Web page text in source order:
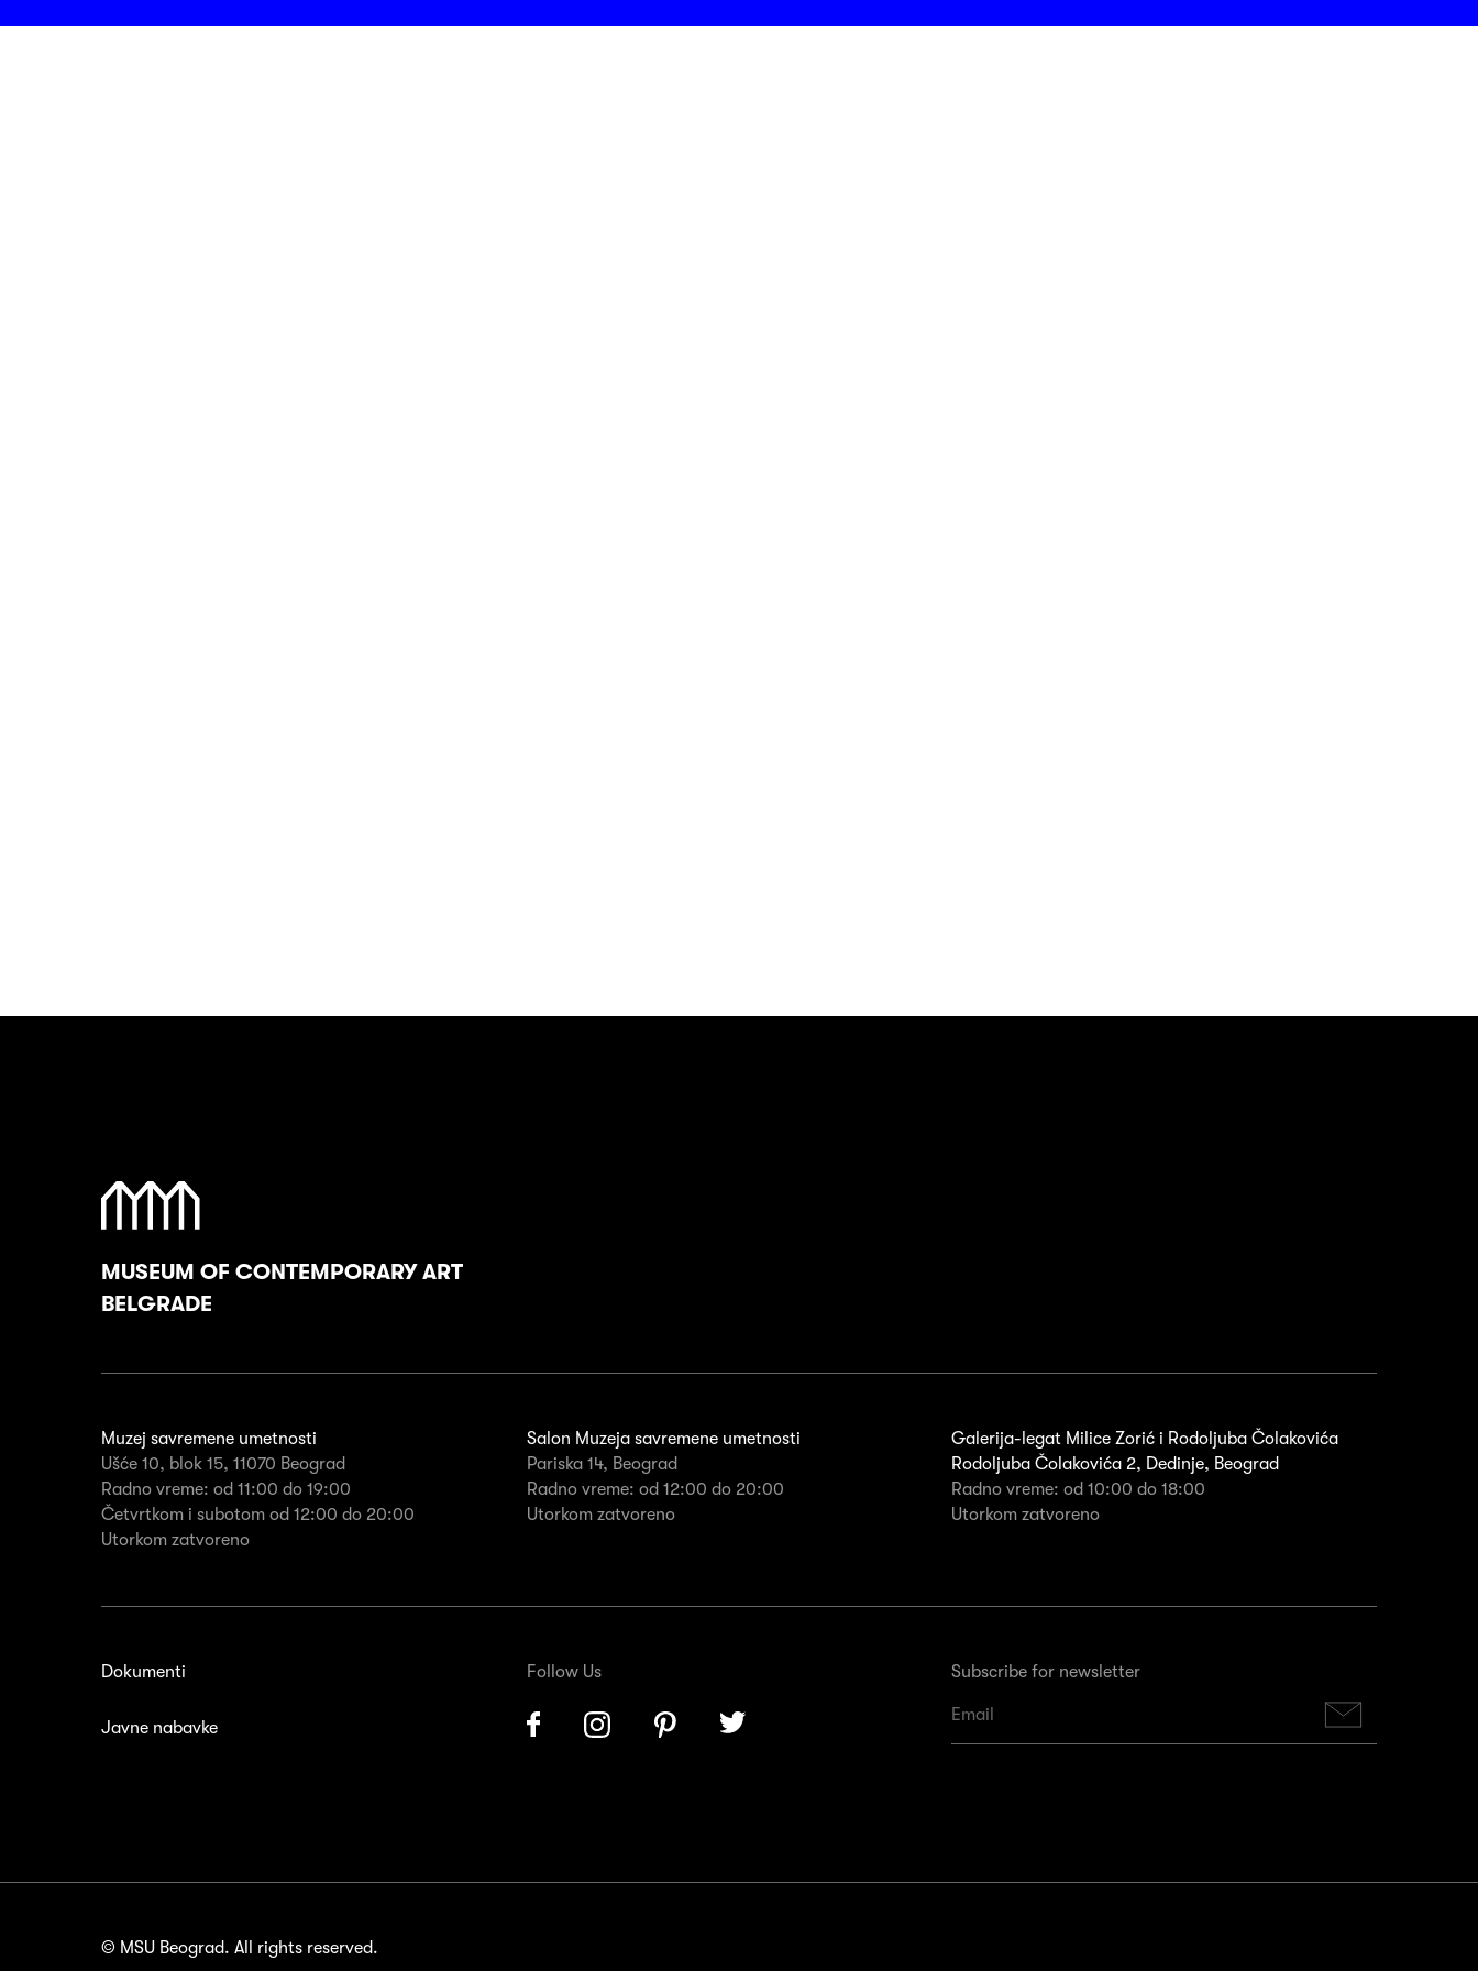
MUSEUM OF CONTEMPORARY ART
BELGRADE
Muzej savremene umetnosti
Ušće 10, blok 15, 11070 Beograd
Radno vreme: od 11:00 do 19:00
Četvrtkom i subotom od 12:00 do 20:00
Utorkom zatvoreno
Salon Muzeja savremene umetnosti
Pariska 14, Beograd
Radno vreme: od 12:00 do 20:00
Utorkom zatvoreno
Galerija-legat Milice Zorić i Rodoljuba Čolakovića
Rodoljuba Čolakovića 2, Dedinje, Beograd
Radno vreme: od 10:00 do 18:00
Utorkom zatvoreno
Dokumenti
Javne nabavke
Follow Us
Facebook InstagramPinterest
Subscribe for newsletter
© MSU Beograd. All rights reserved.